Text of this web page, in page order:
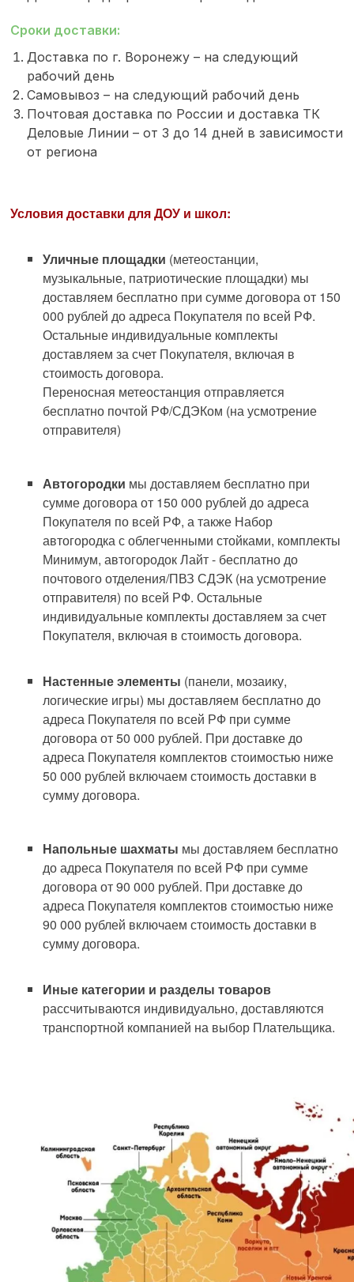
Сроки доставки:
Доставка по г. Воронежу – на следующий
рабочий день
Самовывоз – на следующий рабочий день
Почтовая доставка по России и доставка ТК
Деловые Линии – от 3 до 14 дней в зависимости
от региона
Условия доставки для ДОУ и школ:
Уличные площадки (метеостанции,
музыкальные, патриотические площадки) мы
доставляем бесплатно при сумме договора от 150
000 рублей до адреса Покупателя по всей РФ.
Остальные индивидуальные комплекты
доставляем за счет Покупателя, включая в
стоимость договора.
Переносная метеостанция отправляется
бесплатно почтой РФ/СДЭКом (на усмотрение
отправителя)
Автогородки мы доставляем бесплатно при
сумме договора от 150 000 рублей до адреса
Покупателя по всей РФ, а также Набор
автогородка с облегченными стойками, комплекты
Минимум, автогородок Лайт - бесплатно до
почтового отделения/ПВЗ СДЭК (на усмотрение
отправителя) по всей РФ. Остальные
индивидуальные комплекты доставляем за счет
Покупателя, включая в стоимость договора.
Настенные элементы (панели, мозаику,
логические игры) мы доставляем бесплатно до
адреса Покупателя по всей РФ при сумме
договора от 50 000 рублей. При доставке до
адреса Покупателя комплектов стоимостью ниже
50 000 рублей включаем стоимость доставки в
сумму договора.
Напольные шахматы мы доставляем бесплатно
до адреса Покупателя по всей РФ при сумме
договора от 90 000 рублей. При доставке до
адреса Покупателя комплектов стоимостью ниже
90 000 рублей включаем стоимость доставки в
сумму договора.
Иные категории и разделы товаров
рассчитываются индивидуально, доставляются
транспортной компанией на выбор Плательщика.